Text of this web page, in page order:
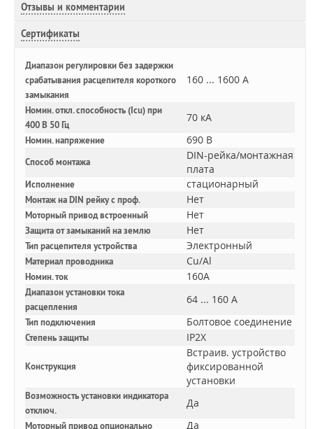
Отзывы и комментарии
Сертификаты
Диапазон регулировки без задержки
срабатывания расцепителя короткого
замыкания
160 ... 1600 А
Номин. откл. способность (Icu) при
400 В 50 Гц
70 кА
Номин. напряжение 690 В
Способ монтажа
DIN-рейка/монтажная
плата
Исполнение стационарный
Монтаж на DIN рейку с проф. Нет
Моторный привод встроенный Нет
Защита от замыканий на землю Нет
Тип расцепителя устройства Электронный
Материал проводника Cu/Al
Номин. ток 160A
Диапазон установки тока
расцепления
64 ... 160 А
Тип подключения Болтовое соединение
Степень защиты IP2X
Конструкция
Встраив. устройство
фиксированной
установки
Возможность установки индикатора
отключ.
Да
Моторный привод опционально Да